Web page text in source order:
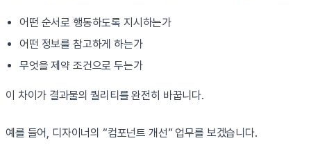
어떤 순서로 행동하도록 지시하는가
어떤 정보를 참고하게 하는가
무엇을 제약 조건으로 두는가
이 차이가 결과물의 퀄리티를 완전히 바꿉니다.
예를 들어, 디자이너의 “컴포넌트 개선” 업무를 보겠습니다.